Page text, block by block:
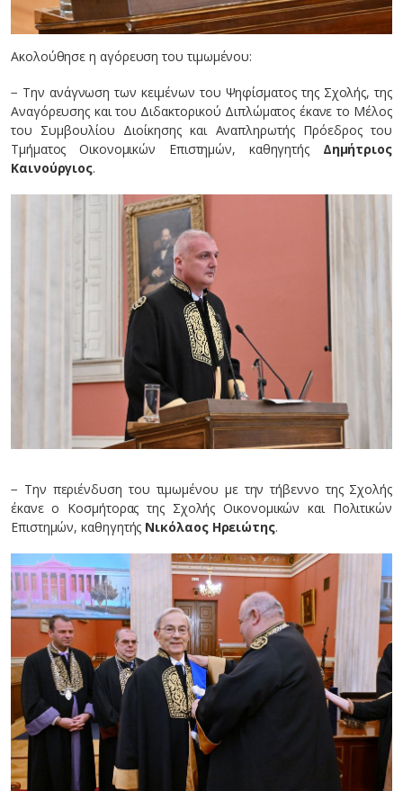
Ακολούθησε η αγόρευση του τιμωμένου:
− Την ανάγνωση των κειμένων του Ψηφίσματος της Σχολής, της
Αναγόρευσης και του Διδακτορικού Διπλώματος έκανε το Μέλος
του Συμβουλίου Διοίκησης και Αναπληρωτής Πρόεδρος του
Τμήματος Οικονομικών Επιστημών, καθηγητής Δημήτριος
Καινούργιος.
− Την περιένδυση του τιμωμένου με την τήβεννο της Σχολής
έκανε ο Κοσμήτορας της Σχολής Οικονομικών και Πολιτικών
Επιστημών, καθηγητής Νικόλαος Ηρειώτης.